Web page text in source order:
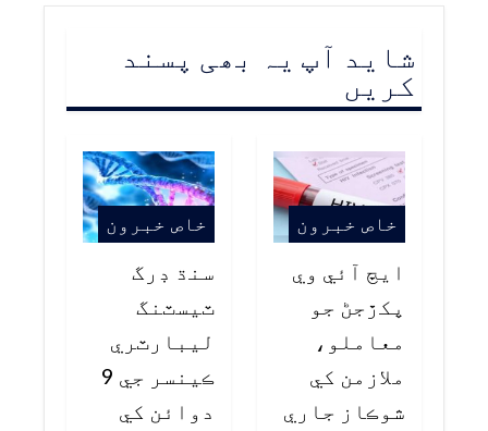
شاید آپ یہ بھی پسند
کریں
خاص خبرون
ايڇ آئي وي
پکڙجڻ جو
معاملو،
ملازمن کي
شوڪاز جاري
خاص خبرون
سنڌ ڊرگ
ٽيسٽنگ
ليبارٽري
ڪينسر جي 9
دوائن کي